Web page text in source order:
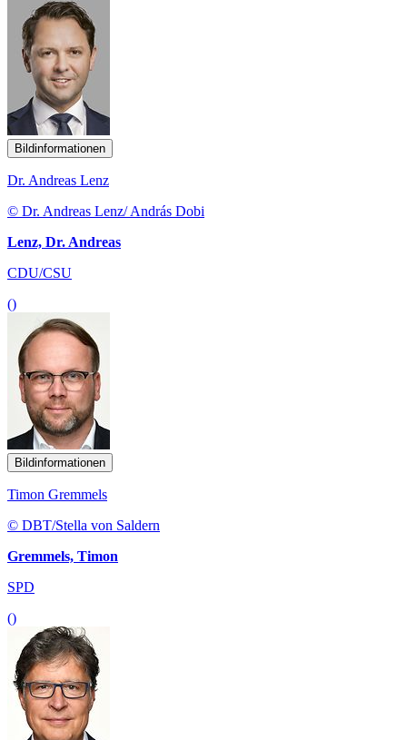
Bildinformationen
Dr. Andreas Lenz
© Dr. Andreas Lenz/ András Dobi
Lenz, Dr. Andreas
CDU/CSU
()
Bildinformationen
Timon Gremmels
© DBT/Stella von Saldern
Gremmels, Timon
SPD
()